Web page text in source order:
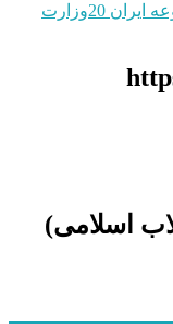
ایران 20
وزارت
اسلامی​)